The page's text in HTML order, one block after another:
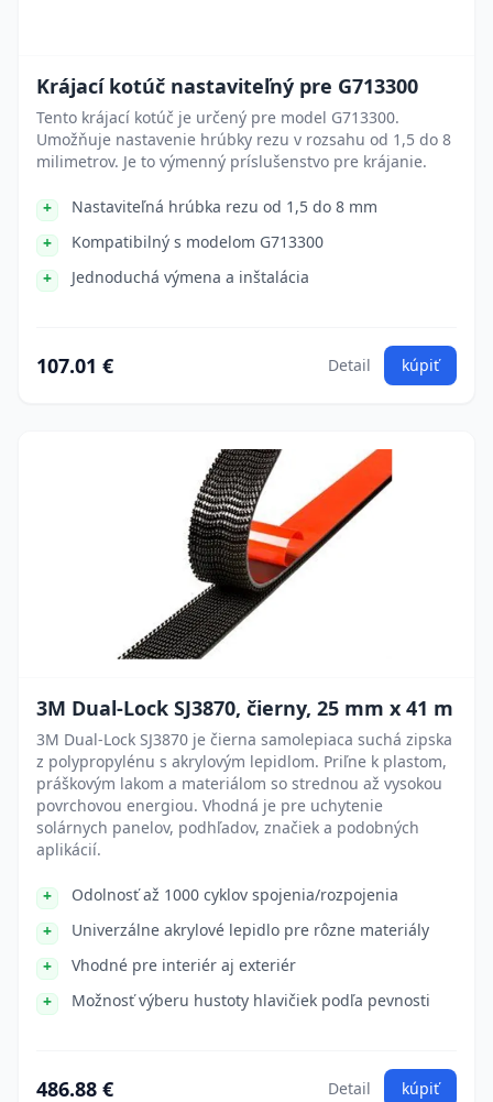
Krájací kotúč nastaviteľný pre G713300
Tento krájací kotúč je určený pre model G713300.
Umožňuje nastavenie hrúbky rezu v rozsahu od 1,5 do 8
milimetrov. Je to výmenný príslušenstvo pre krájanie.
Nastaviteľná hrúbka rezu od 1,5 do 8 mm
Kompatibilný s modelom G713300
Jednoduchá výmena a inštalácia
107.01 € Detail kúpiť
3M Dual-Lock SJ3870, čierny, 25 mm x 41 m
3M Dual-Lock SJ3870 je čierna samolepiaca suchá zipska
z polypropylénu s akrylovým lepidlom. Priľne k plastom,
práškovým lakom a materiálom so strednou až vysokou
povrchovou energiou. Vhodná je pre uchytenie
solárnych panelov, podhľadov, značiek a podobných
aplikácií.
Odolnosť až 1000 cyklov spojenia/rozpojenia
Univerzálne akrylové lepidlo pre rôzne materiály
Vhodné pre interiér aj exteriér
Možnosť výberu hustoty hlavičiek podľa pevnosti
486.88 € Detail kúpiť